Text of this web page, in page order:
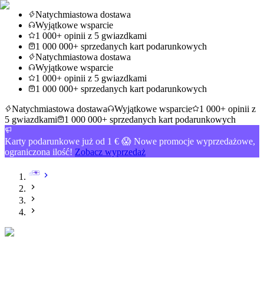
Natychmiastowa dostawa
Wyjątkowe wsparcie
1 000+ opinii z 5 gwiazdkami
1 000 000+ sprzedanych kart podarunkowych
Natychmiastowa dostawa
Wyjątkowe wsparcie
1 000+ opinii z 5 gwiazdkami
1 000 000+ sprzedanych kart podarunkowych
Natychmiastowa dostawa
Wyjątkowe wsparcie
1 000+ opinii z
5 gwiazdkami
1 000 000+ sprzedanych kart podarunkowych
Karty podarunkowe już od 1 € 😱 Nowe promocje wyprzedażowe,
ograniczona ilość! Zobacz wyprzedaż